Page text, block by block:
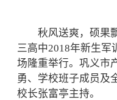
秋风送爽，硕果飘
三高中2018年新生军
场隆重举行。巩义市
勇、学校班子成员及
校长张富亭主持。